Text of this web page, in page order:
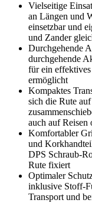
Vielseitige
an Längen und
einsetzbar und
und Zander
Durchgehende
durchgehende
für ein
ermöglicht
Kompaktes
sich die Rute
auch auf
Komfortabler
und
DPS Schraub-
Rute fixiert
Optimaler
inklusive Stoff-
Transport und